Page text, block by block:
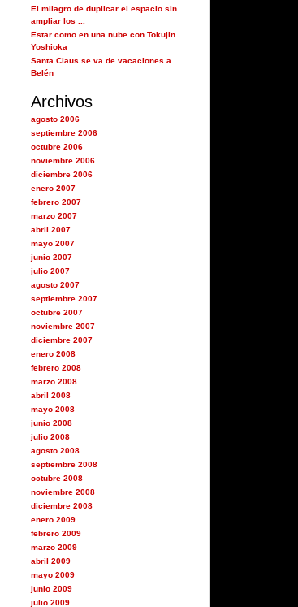
El milagro de duplicar el espacio sin
ampliar los ...
Estar como en una nube con Tokujin
Yoshioka
Santa Claus se va de vacaciones a
Belén
Archivos
agosto 2006
septiembre 2006
octubre 2006
noviembre 2006
diciembre 2006
enero 2007
febrero 2007
marzo 2007
abril 2007
mayo 2007
junio 2007
julio 2007
agosto 2007
septiembre 2007
octubre 2007
noviembre 2007
diciembre 2007
enero 2008
febrero 2008
marzo 2008
abril 2008
mayo 2008
junio 2008
julio 2008
agosto 2008
septiembre 2008
octubre 2008
noviembre 2008
diciembre 2008
enero 2009
febrero 2009
marzo 2009
abril 2009
mayo 2009
junio 2009
julio 2009